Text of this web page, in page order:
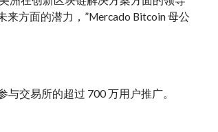
方面的潜力，”Mercado Bitcoin 母公
交易所的超过 700 万用户推广。